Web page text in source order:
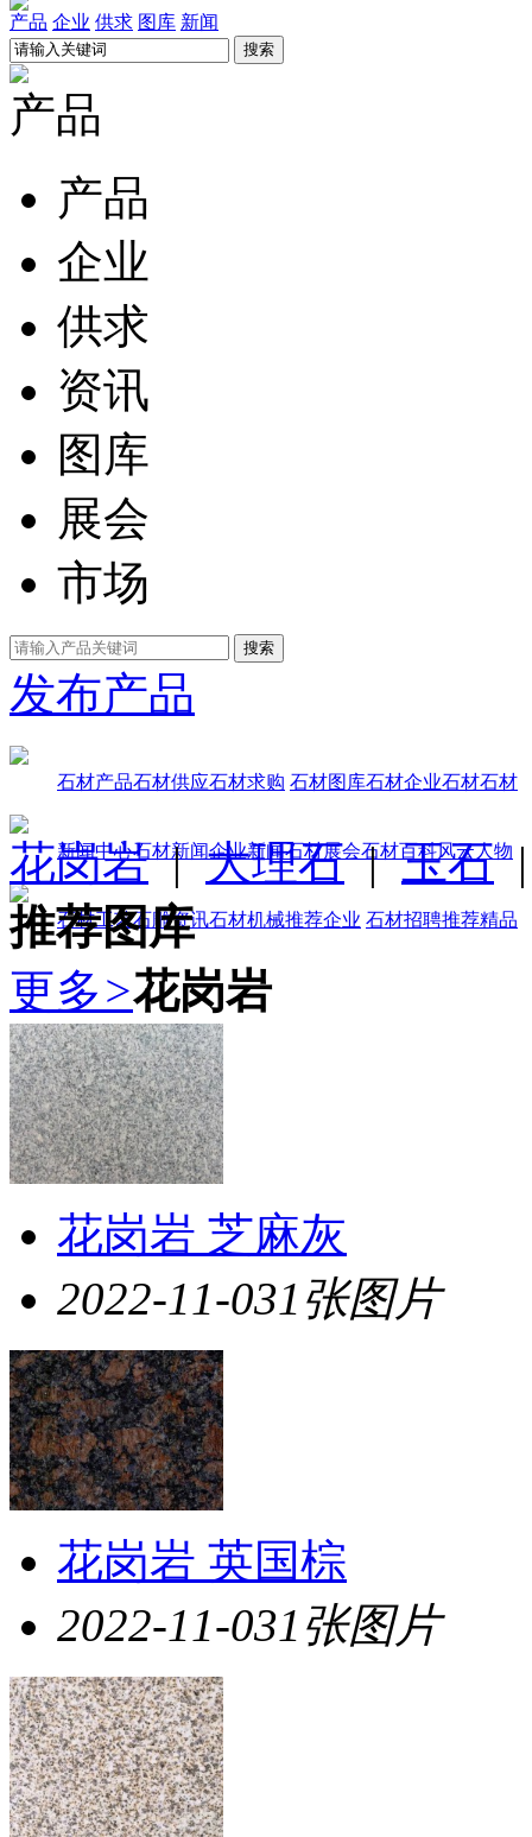
产品 企业 供求 图库 新闻
产品
产品
企业
供求
资讯
图库
展会
市场
发布产品
石材产品石材供应石材求购 石材图库石材企业石材石材
新闻中心石材新闻企业新闻石材展会石材百科风云人物
石材工艺石雕资讯石材机械推荐企业 石材招聘推荐精品
花岗岩|大理石|玉石
推荐图库
更多>花岗岩
花岗岩 芝麻灰
2022-11-031张图片
花岗岩 英国棕
2022-11-031张图片